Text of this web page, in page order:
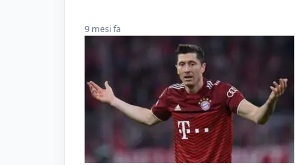
9 mesi fa